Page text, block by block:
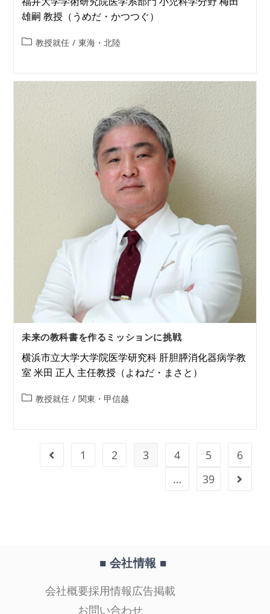
雄嗣 教授（うめだ・かつつぐ）
教授就任 / 東海・北陸
未来の教科書を作るミッションに挑戦
横浜市立大学大学院医学研究科 肝胆膵消化器病学教
室 米田 正人 主任教授（よねだ・まさと）
教授就任 / 関東・甲信越
1 2 3 4 5
6
…
39
■ 会社情報 ■
会社概要採用情報広告掲載
お問い合わせ